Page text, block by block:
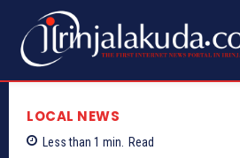
LOCAL NEWS
Less than 1 min. Read